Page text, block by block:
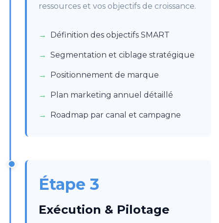
ressources et vos objectifs de croissance.
Définition des objectifs SMART
Segmentation et ciblage stratégique
Positionnement de marque
Plan marketing annuel détaillé
Roadmap par canal et campagne
Étape 3
Exécution & Pilotage